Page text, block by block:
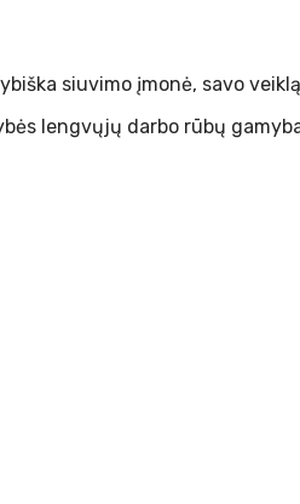
siuvimo įmonė, savo
lengvųjų darbo rūbų